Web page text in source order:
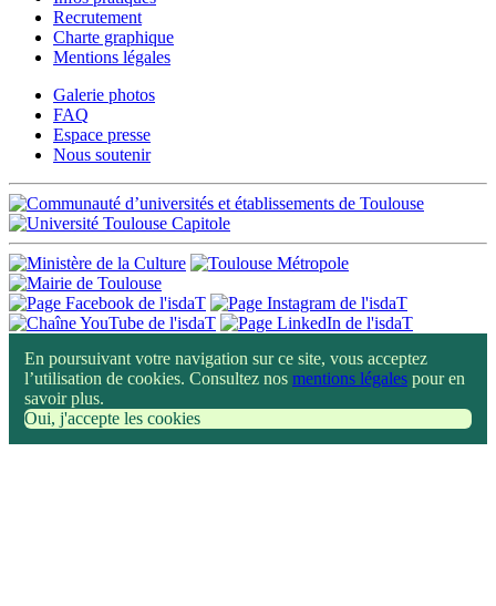
Recrutement
Charte graphique
Mentions légales
Galerie photos
FAQ
Espace presse
Nous soutenir
En poursuivant votre navigation sur ce site, vous acceptez
l’utilisation de cookies. Consultez nos mentions légales pour en
savoir plus.
Oui, j'accepte les cookies